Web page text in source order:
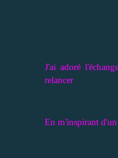
J'ai adoré
relancer
En m'inspirant